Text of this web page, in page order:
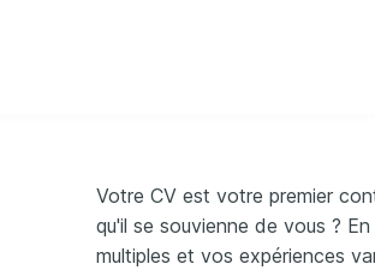
Votre CV est votre premier
qu'il se souvienne de vous ?
multiples et vos expériences